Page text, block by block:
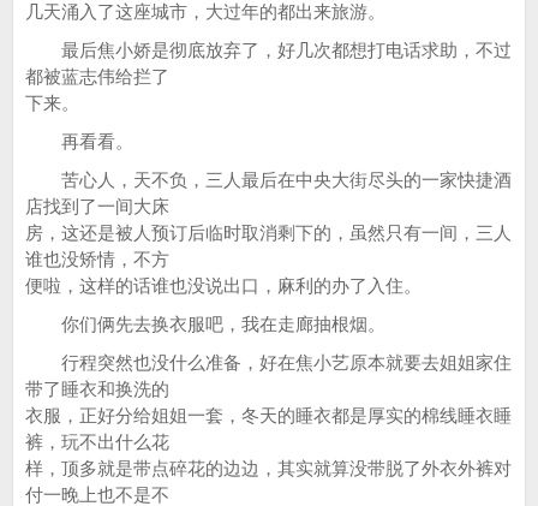
几天涌入了这座城市，大过年的都出来旅游。
最后焦小娇是彻底放弃了，好几次都想打电话求助，不过
都被蓝志伟给拦了
下来。
再看看。
苦心人，天不负，三人最后在中央大街尽头的一家快捷酒
店找到了一间大床
房，这还是被人预订后临时取消剩下的，虽然只有一间，三人
谁也没矫情，不方
便啦，这样的话谁也没说出口，麻利的办了入住。
你们俩先去换衣服吧，我在走廊抽根烟。
行程突然也没什么准备，好在焦小艺原本就要去姐姐家住
带了睡衣和换洗的
衣服，正好分给姐姐一套，冬天的睡衣都是厚实的棉线睡衣睡
裤，玩不出什么花
样，顶多就是带点碎花的边边，其实就算没带脱了外衣外裤对
付一晚上也不是不